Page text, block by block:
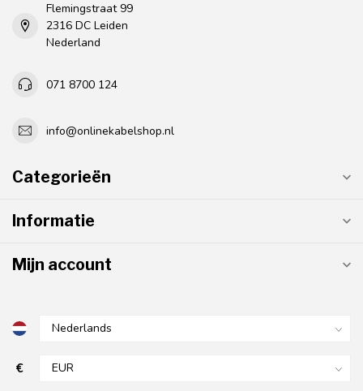
Flemingstraat 99
2316 DC Leiden
Nederland
071 8700 124
info@onlinekabelshop.nl
Categorieën
Informatie
Mijn account
€